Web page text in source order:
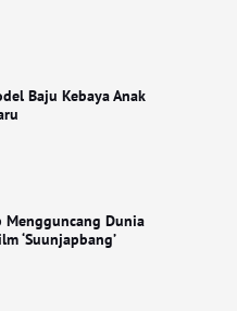
Baju Kebaya Anak
Mengguncang Dunia
‘Suunjapbang’